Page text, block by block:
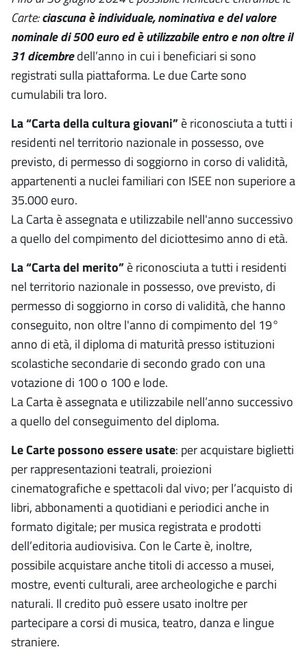
Carte:ciascuna è individuale, nominativa e del valore
nominale di 500 euro ed è utilizzabile entro e non oltre il
31 dicembredell’anno in cui i beneficiari si sono
registrati sulla piattaforma. Le due Carte sono
cumulabili tra loro.
La “Carta della cultura giovani”è riconosciuta a tutti i
residenti nel territorio nazionale in possesso, ove
previsto, di permesso di soggiorno in corso di validità,
appartenenti a nuclei familiari con ISEE non superiore a
35.000 euro.
La Carta è assegnata e utilizzabile nell'anno successivo
a quello del compimento del diciottesimo anno di età.
La “Carta del merito”è riconosciuta a tutti i residenti
nel territorio nazionale in possesso, ove previsto, di
permesso di soggiorno in corso di validità, che hanno
conseguito, non oltre l'anno di compimento del 19°
anno di età, il diploma di maturità presso istituzioni
scolastiche secondarie di secondo grado con una
votazione di 100 o 100 e lode.
La Carta è assegnata e utilizzabile nell’anno successivo
a quello del conseguimento del diploma.
Le Carte possono essere usate: per acquistare biglietti
per rappresentazioni teatrali, proiezioni
cinematografiche e spettacoli dal vivo; per l’acquisto di
libri, abbonamenti a quotidiani e periodici anche in
formato digitale; per musica registrata e prodotti
dell’editoria audiovisiva. Con le Carte è, inoltre,
possibile acquistare anche titoli di accesso a musei,
mostre, eventi culturali, aree archeologiche e parchi
naturali. Il credito può essere usato inoltre per
partecipare a corsi di musica, teatro, danza e lingue
straniere.